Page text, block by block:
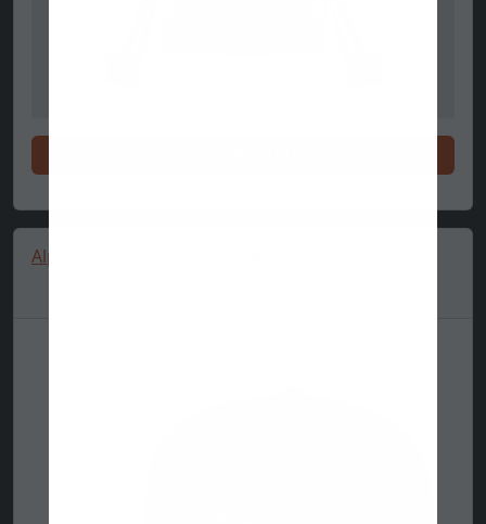
Alpine 9Seventy Cap, Navy 🔥